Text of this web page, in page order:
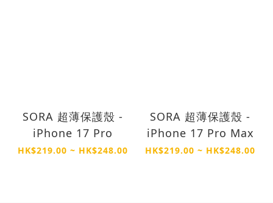
SORA 超薄保護殼 -
iPhone 17 Pro
HK$219.00 ~ HK$248.00
SORA 超薄保護殼 -
iPhone 17 Pro Max
HK$219.00 ~ HK$248.00